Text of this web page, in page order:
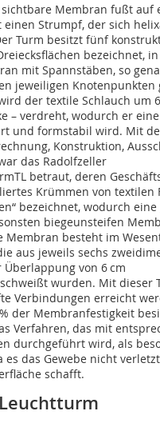
Membran fußt auf
einen Strumpf, der sich
Turm besitzt fünf
bezeichnet, in
mit Spannstäben, so
je­weiligen Knotenpunkten
der textile Schlauch um
– verdreht, wo­durch er
und formstabil wird. Mit
Konstruktion,
das Radolfzeller
betraut, deren
Krümmen von textilen
bezeichnet, wodurch
biegeunsteifen
Membran besteht im
aus jeweils sechs
von 6 cm
wurden. Mit dieser
Verbindungen erreicht
der Membranfestigkeit
Verfahren, das mit
durchgeführt wird, als
es das Gewebe nicht
schafft.